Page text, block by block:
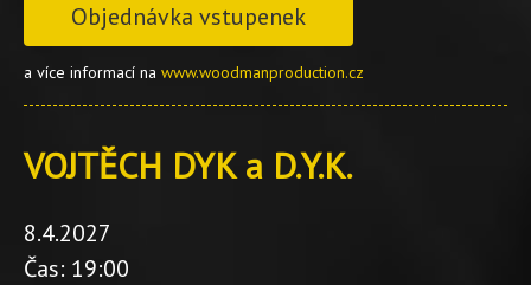
Objednávka vstupenek
a více informací na www.woodmanproduction.cz
VOJTĚCH DYK a D.Y.K.
8.4.2027
Čas: 19:00